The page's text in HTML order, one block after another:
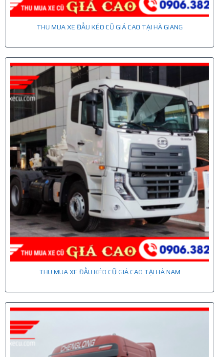
THU MUA XE ĐẦU KÉO CŨ GIÁ CAO TẠI HÀ GIANG
THU MUA XE ĐẦU KÉO CŨ GIÁ CAO TẠI HÀ NAM